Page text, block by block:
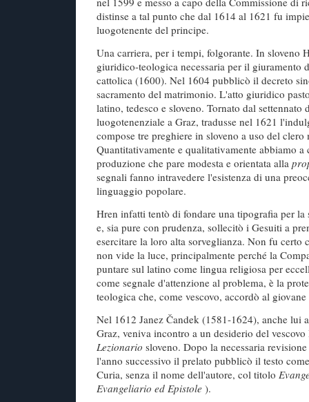
distinse a tal punto che dal 1614 al 1621 fu
luogotenente del principe.
Una carriera, per i tempi, folgorante. In sloveno
giuridico-teologica necessaria per il giuramento
cattolica (1600). Nel 1604 pubblicò il decreto
sacramento del matrimonio. L'atto giuridico
latino, tedesco e sloveno. Tornato dal settennato
luogotenenziale a Graz, tradusse nel 1621
compose tre preghiere in sloveno a uso del clero
Quantitativamente e qualitativamente abbiamo
produzione che pare modesta e orientata alla
segnali fanno intravedere l'esistenza di una
linguaggio popolare.
Hren infatti tentò di fondare una tipografia per la
e, sia pure con prudenza, sollecitò i Gesuiti a
esercitare la loro alta sorveglianza. Non fu certo
non vide la luce, principalmente perché la
puntare sul latino come lingua religiosa per
come segnale d'attenzione al problema, è la
teologica che, come vescovo, accordò al
Nel 1612 Janez Čandek (1581-1624), anche lui
Graz, veniva incontro a un desiderio del
Lezionario sloveno. Dopo la necessaria
l'anno successivo il prelato pubblicò il testo
Curia, senza il nome dell'autore, col titolo
Evangeliario ed Epistole ).